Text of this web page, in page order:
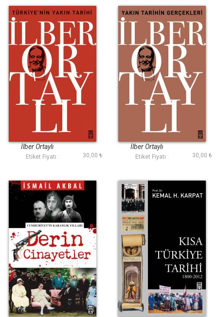
Türkiyenin Yakın
İlber Ortaylı
Etiket Fiyatı : 30,00 ₺
Yakın Tarihin
İlber Ortaylı
Etiket Fiyatı : 30,00 ₺
Derin Cinayetler Kısa Türkiye Tarihi